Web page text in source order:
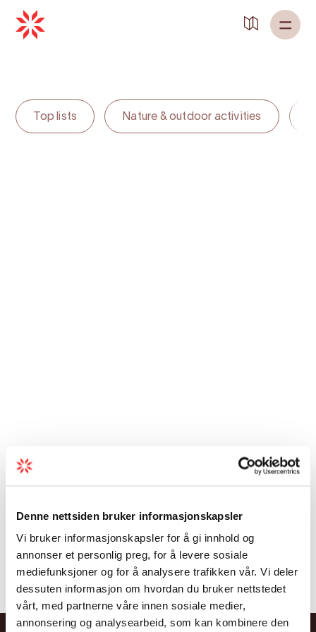
Denne nettsiden bruker informasjonskapsler
Vi bruker informasjonskapsler for å gi innhold og
annonser et personlig preg, for å levere sosiale
mediefunksjoner og for å analysere trafikken vår. Vi deler
dessuten informasjon om hvordan du bruker nettstedet
vårt, med partnerne våre innen sosiale medier,
annonsering og analysearbeid, som kan kombinere den
Top lists Nature & outdoor activities